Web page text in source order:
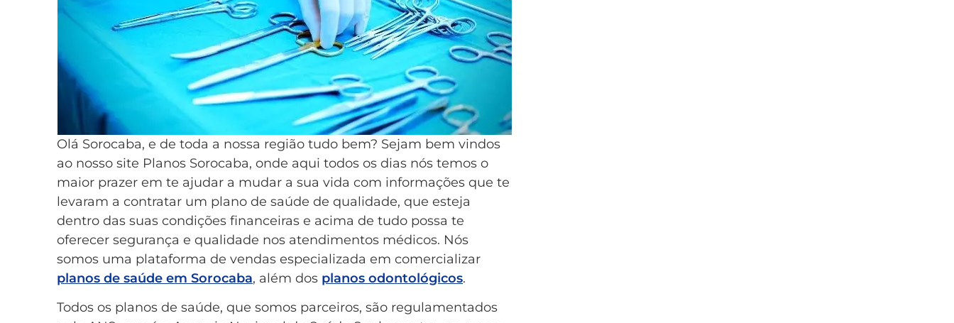
Olá Sorocaba, e de toda a nossa região tudo bem? Sejam bem vindos
ao nosso site Planos Sorocaba, onde aqui todos os dias nós temos o
maior prazer em te ajudar a mudar a sua vida com informações que te
levaram a contratar um plano de saúde de qualidade, que esteja
dentro das suas condições financeiras e acima de tudo possa te
oferecer segurança e qualidade nos atendimentos médicos. Nós
somos uma plataforma de vendas especializada em comercializar
planos de saúde em Sorocaba, além dos planos odontológicos.
Todos os planos de saúde, que somos parceiros, são regulamentados